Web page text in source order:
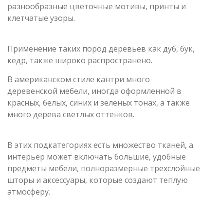
разнообразные цветочные мотивы, принты и
клетчатые узоры.
Применение таких пород деревьев как дуб, бук,
кедр, также широко распространено.
В американском стиле кантри много
деревенской мебели, иногда оформленной в
красных, белых, синих и зеленых тонах, а также
много дерева светлых оттенков.
В этих подкатегориях есть множество тканей, а
интерьер может включать большие, удобные
предметы мебели, полноразмерные трехслойные
шторы и аксессуары, которые создают теплую
атмосферу.